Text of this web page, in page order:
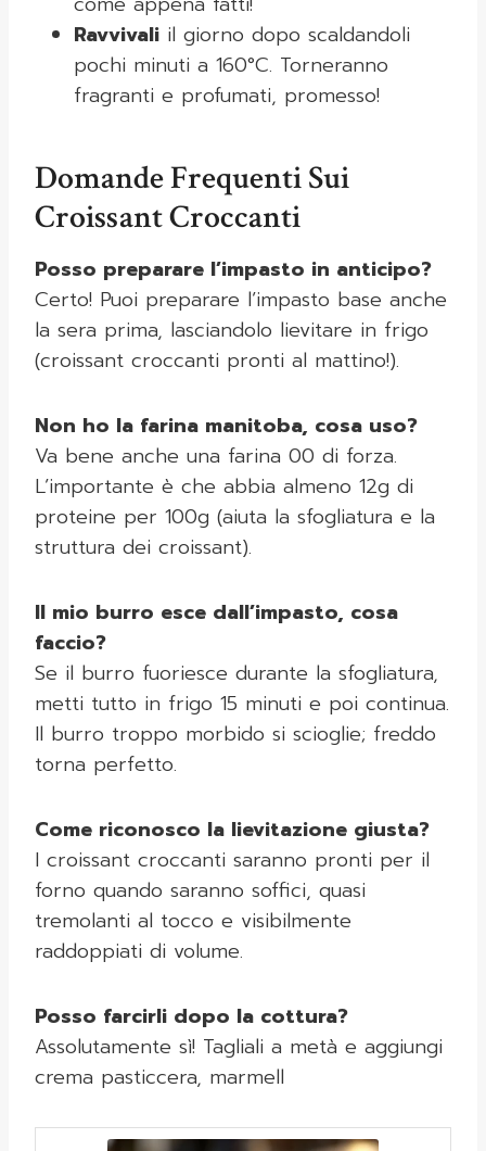
Ravvivali il giorno dopo scaldandoli
pochi minuti a 160°C. Torneranno
fragranti e profumati, promesso!
Domande Frequenti Sui
Croissant Croccanti
Posso preparare l’impasto in anticipo?
Certo! Puoi preparare l’impasto base anche
la sera prima, lasciandolo lievitare in frigo
(croissant croccanti pronti al mattino!).
Non ho la farina manitoba, cosa uso?
Va bene anche una farina 00 di forza.
L’importante è che abbia almeno 12g di
proteine per 100g (aiuta la sfogliatura e la
struttura dei croissant).
Il mio burro esce dall’impasto, cosa
faccio?
Se il burro fuoriesce durante la sfogliatura,
metti tutto in frigo 15 minuti e poi continua.
Il burro troppo morbido si scioglie; freddo
torna perfetto.
Come riconosco la lievitazione giusta?
I croissant croccanti saranno pronti per il
forno quando saranno soffici, quasi
tremolanti al tocco e visibilmente
raddoppiati di volume.
Posso farcirli dopo la cottura?
Assolutamente sì! Tagliali a metà e aggiungi
crema pasticcera, marmell